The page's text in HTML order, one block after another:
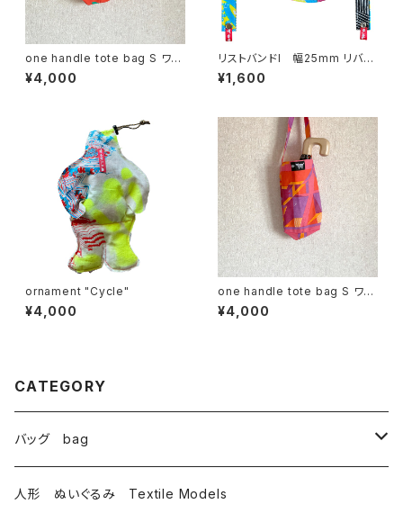
one handle tote bag S ワン
ハンドル トートバッグ c
¥4,000
リストバンドI 幅25mm リバー
シブル
¥1,600
ornament "Cycle"
¥4,000
one handle tote bag S ワン
ハンドル トートバッグ f
¥4,000
CATEGORY
バッグ bag
トートバッグ totebag
人形 ぬいぐるみ Textile Models